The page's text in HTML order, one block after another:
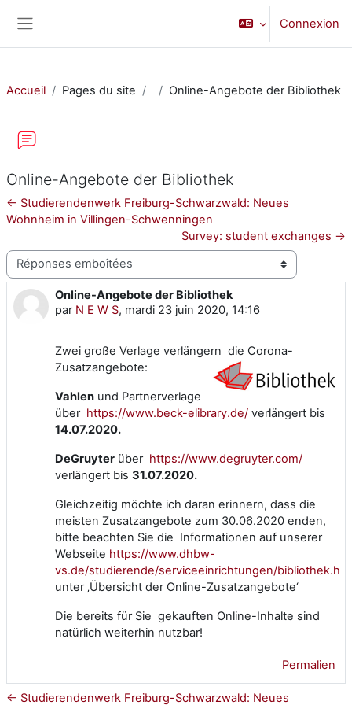
Connexion
Accueil Pages du site Online-Angebote der Bibliothek
Online-Angebote der Bibliothek
← Studierendenwerk Freiburg-Schwarzwald: Neues
Wohnheim in Villingen-Schwenningen
Survey: student exchanges →
Type d’affichage
Online-Angebote der Bibliothek
par N E W S, mardi 23 juin 2020, 14:16
Nombre de réponses : 0
Zwei große Verlage verlängern die Corona-
Zusatzangebote:
Vahlen und Partnerverlage
über https://www.beck-elibrary.de/ verlängert bis
14.07.2020.
DeGruyter über https://www.degruyter.com/
verlängert bis 31.07.2020.
Gleichzeitig möchte ich daran erinnern, dass die
meisten Zusatzangebote zum 30.06.2020 enden,
bitte beachten Sie die Informationen auf unserer
Webseite https://www.dhbw-
vs.de/studierende/serviceeinrichtungen/
unter ‚Übersicht der Online-Zusatzangebote‘
Die bereits für Sie gekauften Online-Inhalte sind
natürlich weiterhin nutzbar!
Permalien
← Studierendenwerk Freiburg-Schwarzwald: Neues